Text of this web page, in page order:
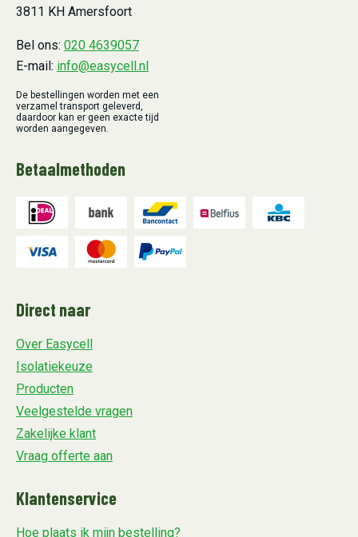
3811 KH Amersfoort
Bel ons: 020 4639057
E-mail: info@easycell.nl
De bestellingen worden met een
verzamel transport geleverd,
daardoor kan er geen exacte tijd
worden aangegeven.
Betaalmethoden
Direct naar
Over Easycell
Isolatiekeuze
Producten
Veelgestelde vragen
Zakelijke klant
Vraag offerte aan
Klantenservice
Hoe plaats ik mijn bestelling?